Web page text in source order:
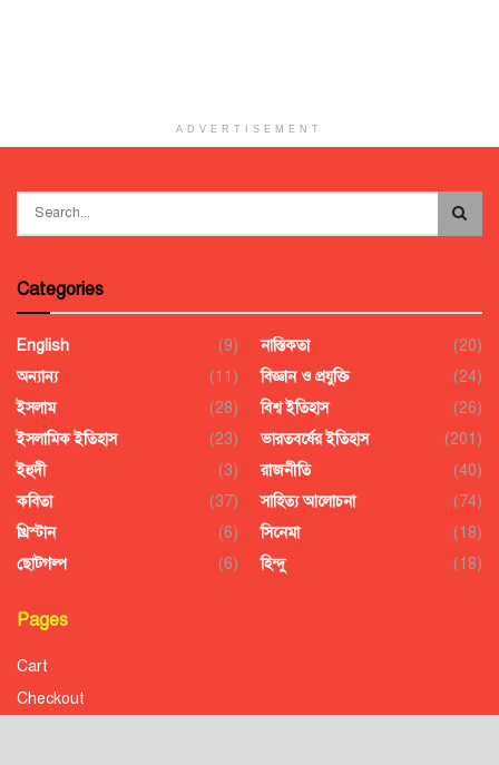
ADVERTISEMENT
Categories
English
(9)
অন্যান্য
(11)
ইসলাম
(28)
ইসলামিক ইতিহাস
(23)
ইহুদী
(3)
কবিতা
(37)
খ্রিস্টান
(6)
ছোটগল্প
(6)
নাস্তিকতা
(20)
বিজ্ঞান ও প্রযুক্তি
(24)
বিশ্ব ইতিহাস
(26)
ভারতবর্ষের ইতিহাস
(201)
রাজনীতি
(40)
সাহিত্য আলোচনা
(74)
সিনেমা
(18)
হিন্দু
(18)
Pages
Cart
Checkout